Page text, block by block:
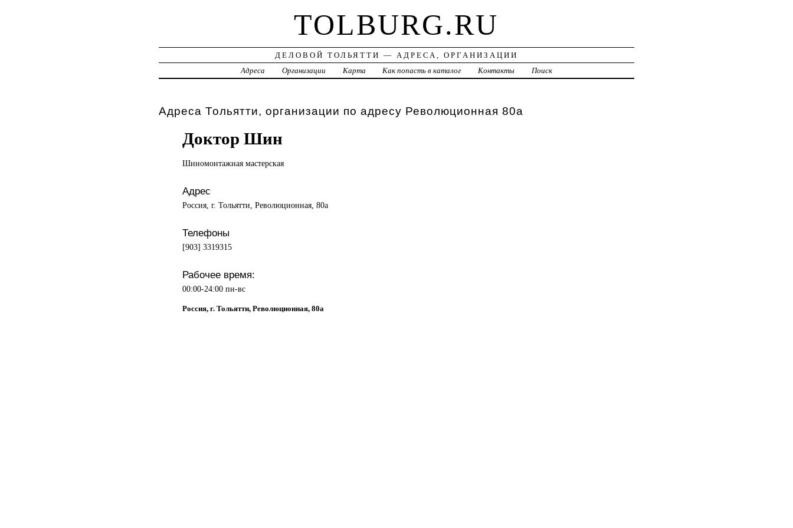
TOLBURG.RU
ДЕЛОВОЙ ТОЛЬЯТТИ — АДРЕСА, ОРГАНИЗАЦИИ
Адреса
Организации Карта Как попасть в каталог Контакты Поиск
Адреса Тольятти, организации по адресу Революционная 80а
Доктор Шин
Шиномонтажная мастерская
Адрес
Россия, г. Тольятти, Революционная, 80а
Телефоны
[903] 3319315
Рабочее время:
00:00-24:00 пн-вс
Россия, г. Тольятти, Революционная, 80а